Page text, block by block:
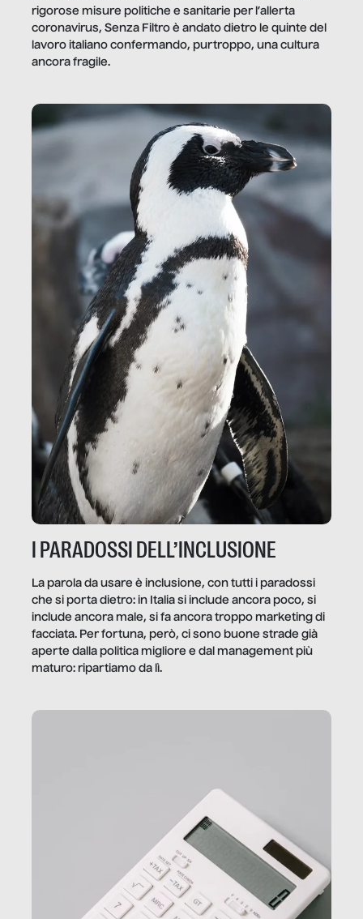
rigorose misure politiche e sanitarie per l’allerta
coronavirus, Senza Filtro è andato dietro le quinte del
lavoro italiano confermando, purtroppo, una cultura
ancora fragile.
I PARADOSSI DELL’INCLUSIONE
La parola da usare è inclusione, con tutti i paradossi
che si porta dietro: in Italia si include ancora poco, si
include ancora male, si fa ancora troppo marketing di
facciata. Per fortuna, però, ci sono buone strade già
aperte dalla politica migliore e dal management più
maturo: ripartiamo da lì.